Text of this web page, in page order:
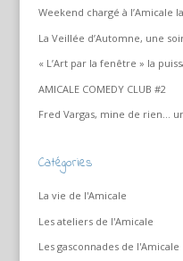
Weekend chargé à l’Amicale
La Veillée d’Automne, une
« L’Art par la fenêtre » la
AMICALE COMEDY CLUB #2
Fred Vargas, mine de rien…
Catégories
La vie de l'Amicale
Les ateliers de l'Amicale
Les gasconnades de l'Amicale